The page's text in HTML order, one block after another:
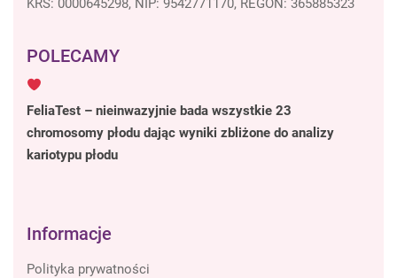
KRS: 0000645298, NIP: 9542771170, REGON: 365885323
POLECAMY
FeliaTest – nieinwazyjnie bada wszystkie 23
chromosomy płodu dając wyniki zbliżone do analizy
kariotypu płodu
Informacje
Polityka prywatności